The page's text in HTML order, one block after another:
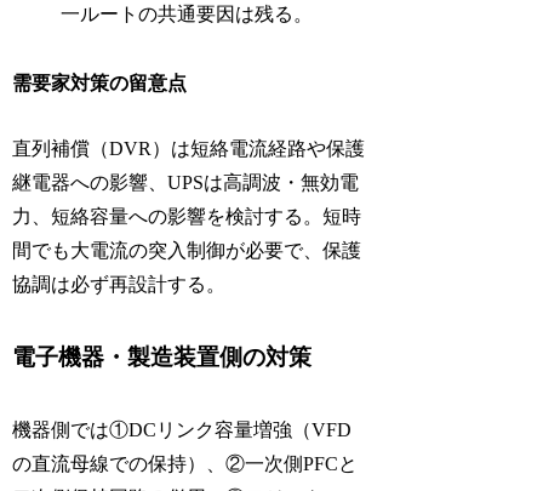
一ルートの共通要因は残る。
需要家対策の留意点
直列補償（DVR）は短絡電流経路や保護
継電器への影響、UPSは高調波・無効電
力、短絡容量への影響を検討する。短時
間でも大電流の突入制御が必要で、保護
協調は必ず再設計する。
電子機器・製造装置側の対策
機器側では①DCリンク容量増強（VFD
の直流母線での保持）、②一次側PFCと